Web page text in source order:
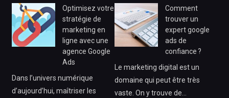
Optimisez votre
stratégie de
marketing en
ligne avec une
agence Google
Ads
Dans l’univers numérique
d’aujourd’hui, maîtriser les
Comment
trouver un
expert google
ads de
confiance ?
Le marketing digital est un
domaine qui peut être très
vaste. On y trouve de…